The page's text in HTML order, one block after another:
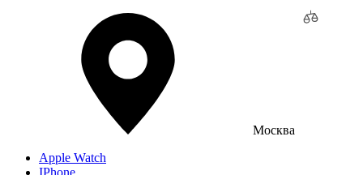
Москва
Apple Watch
IPhone